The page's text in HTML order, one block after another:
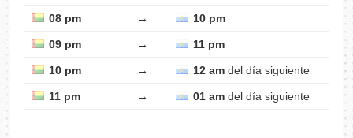
08 pm → 10 pm
09 pm → 11 pm
10 pm → 12 am del día siguiente
11 pm → 01 am del día siguiente